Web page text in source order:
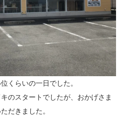
くらいの一日でした。
のスタートでしたが、おかげさま
だきました。